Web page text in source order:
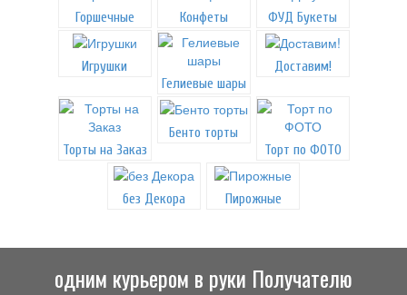
Горшечные Конфеты ФУД Букеты
Игрушки
Гелиевые шары
Доставим!
Торты на Заказ
Бенто торты
Торт по ФОТО
без Декора Пирожные
одним курьером в руки Получателю